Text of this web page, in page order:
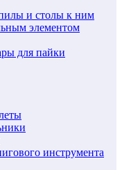
и столы к ним
элементом
для пайки
инструмента